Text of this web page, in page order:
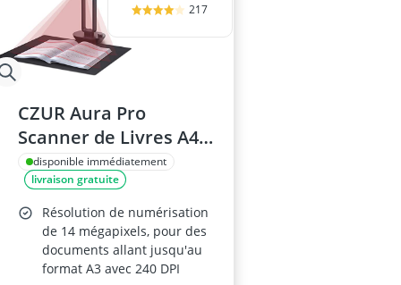
217
CZUR Aura Pro
Scanner de Livres A4,
13MP, OCR Multilingue
disponible immédiatement
livraison gratuite
Résolution de numérisation
de 14 mégapixels, pour des
documents allant jusqu'au
format A3 avec 240 DPI